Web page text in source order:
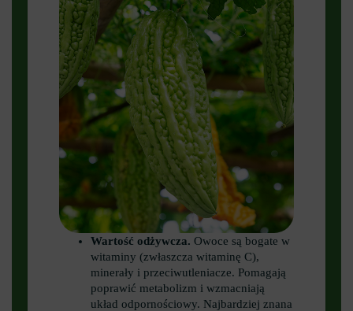
Wartość odżywcza. Owoce są bogate w
witaminy (zwłaszcza witaminę C),
minerały i przeciwutleniacze. Pomagają
poprawić metabolizm i wzmacniają
układ odpornościowy. Najbardziej znana